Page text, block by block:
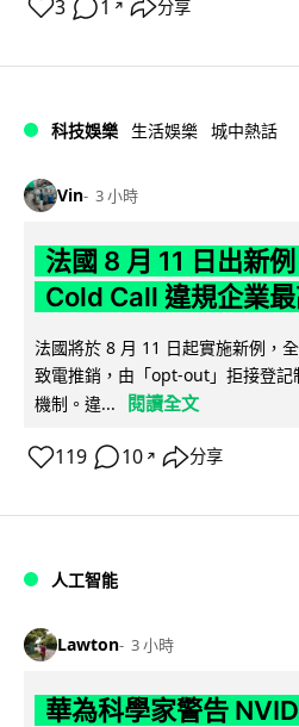
3 1 ↗ 分享
科技娛樂 生活娛樂 城中熱話
Vin 3 小時
法國 8 月 11 日出新
Cold Call 違規企業
法國將於 8 月 11 日起實施新例，
致電推銷，由「opt-out」拒接登
機制。違...
閱讀全文
119 10 ↗ 分享
人工智能
Lawton 3 小時
華為科學家警告